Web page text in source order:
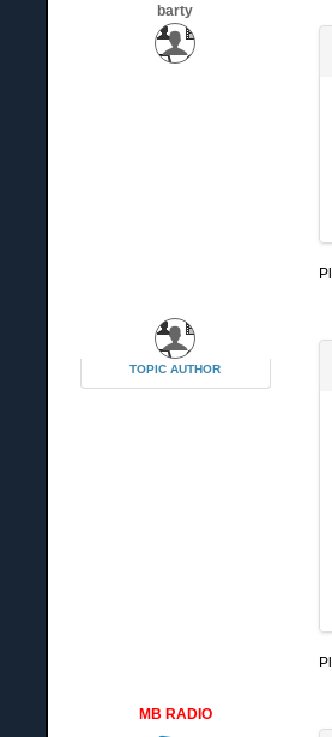
barty
TOPIC AUTHOR
MB RADIO